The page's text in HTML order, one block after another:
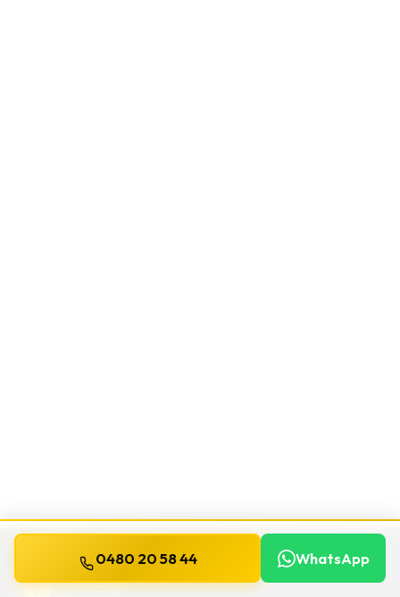
WILLEMS
0480 20 58 44 WhatsApp